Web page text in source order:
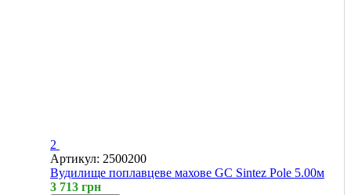
2
Артикул: 2500200
Вудилище поплавцеве махове GC Sintez Pole 5.00м
3 713 грн